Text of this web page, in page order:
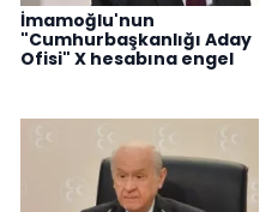
İmamoğlu'nun
"Cumhurbaşkanlığı Aday
Ofisi" X hesabına engel